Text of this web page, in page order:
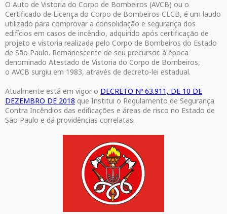
O Auto de Vistoria do Corpo de Bombeiros (AVCB) ou o
Certificado de Licença do Corpo de Bombeiros CLCB, é um laudo
utilizado para comprovar a consolidação e segurança dos
edifícios em casos de incêndio, adquirido após certificação de
projeto e vistoria realizada pelo Corpo de Bombeiros do Estado
de São Paulo. Remanescente de seu precursor, à época
denominado Atestado de Vistoria do Corpo de Bombeiros,
o AVCB surgiu em 1983, através de decreto-lei estadual.
Atualmente está em vigor o DECRETO Nº 63.911, DE 10 DE
DEZEMBRO DE 2018 que Institui o Regulamento de Segurança
Contra Incêndios das edificações e áreas de risco no Estado de
São Paulo e dá providências correlatas.